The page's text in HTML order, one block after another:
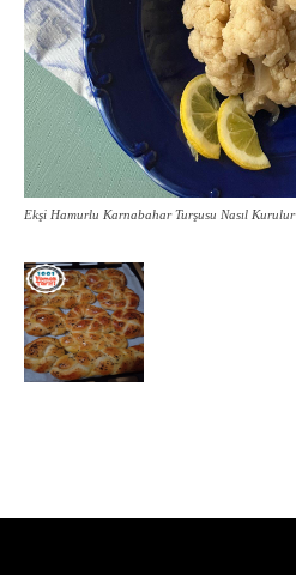
Ekşi Hamurlu Karnabahar Turşusu Nasıl Kurulur